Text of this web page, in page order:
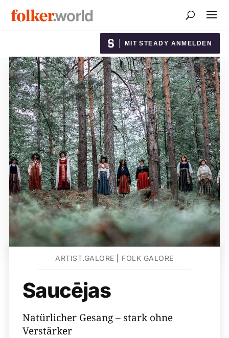
MIT STEADY ANMELDEN
ARTIST.GALORE FOLK GALORE
Saucējas
Natürlicher Gesang – stark ohne
Verstärker